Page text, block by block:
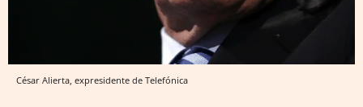
César Alierta, expresidente de Telefónica